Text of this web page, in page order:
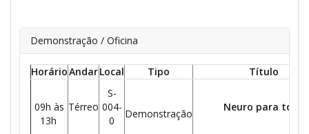
Demonstração / Oficina
HorárioAndarLocal Tipo Título
09h às
13h
Térreo
S-
004-
0
Demonstração
Neuro para todos